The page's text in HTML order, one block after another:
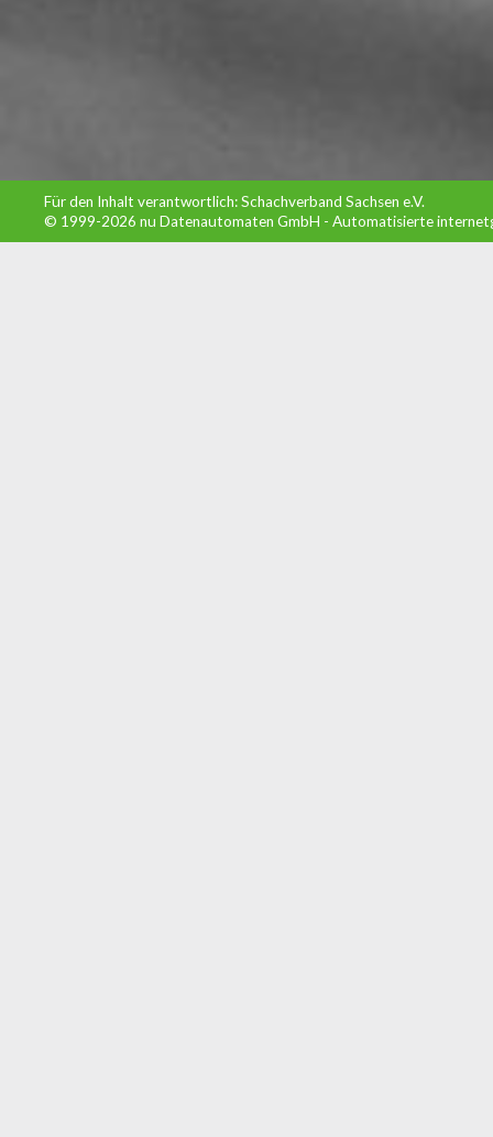
Für den Inhalt verantwortlich: Schachverband Sachsen e.V.
© 1999-2026 nu Datenautomaten GmbH - Automatisierte